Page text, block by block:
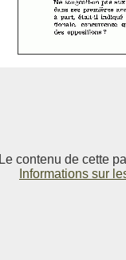
Le contenu de cette
Informations sur